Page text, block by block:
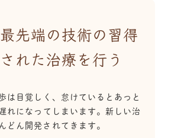
先端の技術の習得
れた治療を行う
は目覚しく、怠けているとあっと
れになってしまいます。新しい治
どん開発されてきます。